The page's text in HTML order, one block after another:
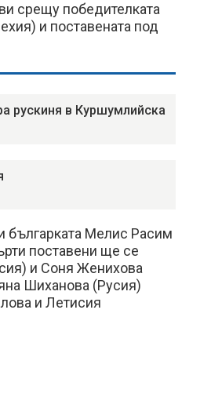
срещу победителката
и поставената под
рускиня в Куршумлийска
българката Мелис Расим
поставени ще се
и Соня Женихова
Шиханова (Русия)
и Летисия